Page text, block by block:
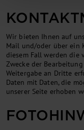
Wir bieten Ihnen auf
Mail und/oder über ein
diesem Fall werden die
Zwecke der
Weitergabe an Dritte
Daten mit Daten, die
unserer Seite erhoben